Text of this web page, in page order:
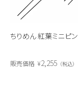
ちりめん 紅葉ミニピン
販売価格 ¥2,255 税込